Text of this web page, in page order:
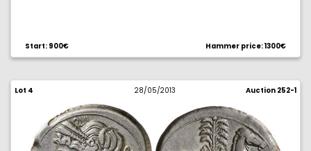
Start: 900€ Hammer price: 1300€
Lot 4 28/05/2013 Auction 252-1